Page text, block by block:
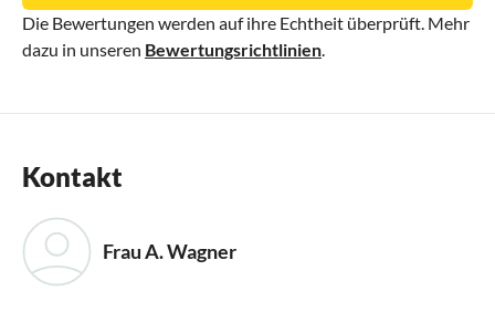
Die Bewertungen werden auf ihre Echtheit überprüft. Mehr
dazu in unseren Bewertungsrichtlinien
Kontakt
Frau A. Wagner